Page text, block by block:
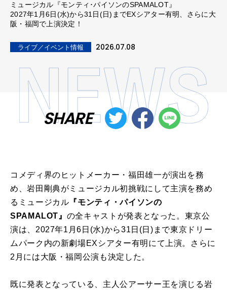
ミュージカル『モンティ･パイソンのSPAMALOT』
2027年1月6日(水)から31日(日)までEXシアター有明、さらに大
阪・福岡で上演決定！
ライブ／イベント情報 2026.07.08
SHARE
コメディ界のヒットメーカー・福田雄一が演出を務
め、岩田剛典がミュージカル初挑戦にして主演を務め
るミュージカル 『モンティ・パイソンの
SPAMALOT』 の全キャストが発表となった。東京公
演は、2027年1月6日(水)から31日(日)まで東京ドリー
ムパーク内の新劇場EXシアター有明にて上演。さらに
2月には大阪・福岡公演も決定した。
既に発表となっている、主人公アーサー王を演じる岩